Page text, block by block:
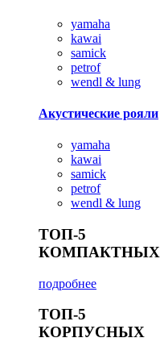
yamaha
kawai
samick
petrof
wendl & lung
Акустические рояли
yamaha
kawai
samick
petrof
wendl & lung
ТОП-5
КОМПАКТНЫХ
подробнее
ТОП-5
КОРПУСНЫХ